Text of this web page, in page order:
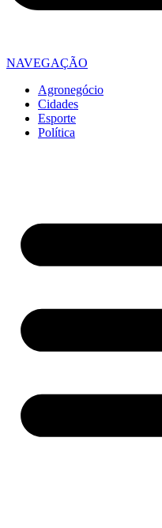
NAVEGAÇÃO
Agronegócio
Cidades
Esporte
Política